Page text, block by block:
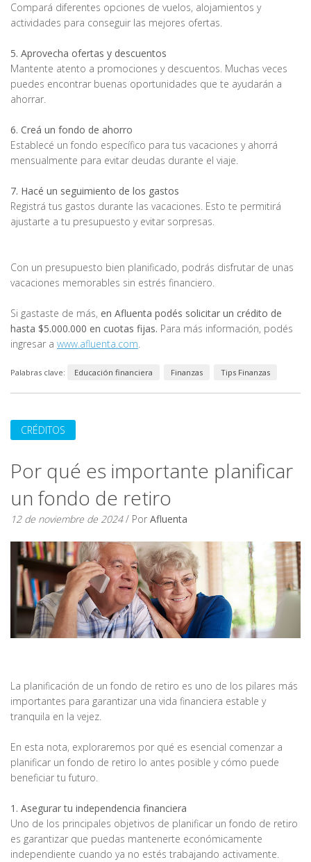
Compará diferentes opciones de vuelos, alojamientos y
actividades para conseguir las mejores ofertas.
5. Aprovecha ofertas y descuentos
Mantente atento a promociones y descuentos. Muchas veces
puedes encontrar buenas oportunidades que te ayudarán a
ahorrar.
6. Creá un fondo de ahorro
Establecé un fondo específico para tus vacaciones y ahorrá
mensualmente para evitar deudas durante el viaje.
7. Hacé un seguimiento de los gastos
Registrá tus gastos durante las vacaciones. Esto te permitirá
ajustarte a tu presupuesto y evitar sorpresas.
Con un presupuesto bien planificado, podrás disfrutar de unas
vacaciones memorables sin estrés financiero.
Si gastaste de más, en Afluenta podés solicitar un crédito de
hasta $5.000.000 en cuotas fijas. Para más información, podés
ingresar a www.afluenta.com.
Palabras clave: Educación financiera Finanzas Tips Finanzas
CRÉDITOS
Por qué es importante planificar
un fondo de retiro
12 de noviembre de 2024/ Por Afluenta
La planificación de un fondo de retiro es uno de los pilares más
importantes para garantizar una vida financiera estable y
tranquila en la vejez.
En esta nota, exploraremos por qué es esencial comenzar a
planificar un fondo de retiro lo antes posible y cómo puede
beneficiar tu futuro.
1. Asegurar tu independencia financiera
Uno de los principales objetivos de planificar un fondo de retiro
es garantizar que puedas mantenerte económicamente
independiente cuando ya no estés trabajando activamente.